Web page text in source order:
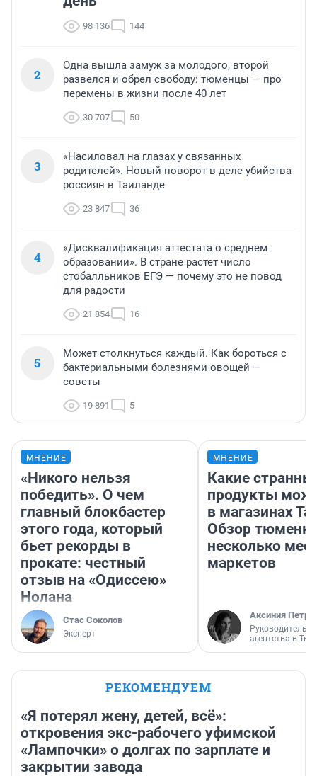
98 136 144
2
Одна вышла замуж за молодого, второй
развелся и обрел свободу: тюменцы — про
перемены в жизни после 40 лет
30 707 50
3
«Насиловал на глазах у связанных
родителей». Новый поворот в деле убийства
россиян в Таиланде
23 847 36
4
«Дисквалификация аттестата о среднем
образовании». В стране растет число
стобалльников ЕГЭ — почему это не повод
для радости
21 854 16
5
Может столкнуться каждый. Как бороться с
бактериальными болезнями овощей —
советы
19 891 5
МНЕНИЕ
«Никого нельзя
победить». О чем
главный блокбастер
этого года, который
бьет рекорды в
прокате: честный
отзыв на «Одиссею»
Нолана
Стас Соколов
Эксперт
МНЕНИЕ
Какие
продукты
в магазинах
Обзор
несколько
маркетов
Аксиния
Руководитель
агентства в
РЕКОМЕНДУЕМ
«Я потерял жену, детей, всё»:
откровения экс-рабочего уфимской
«Лампочки» о долгах по зарплате и
закрытии завода